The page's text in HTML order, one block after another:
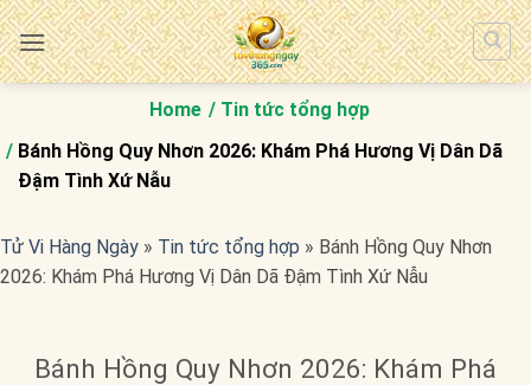
Bỏ
qua
nội
Home
Tin tức tổng hợp
Bánh Hồng Quy Nhơn 2026: Khám Phá Hương Vị Dân Dã
Đậm Tình Xứ Nẫu
Tử Vi Hàng Ngày » Tin tức tổng hợp » Bánh Hồng Quy Nhơn
2026: Khám Phá Hương Vị Dân Dã Đậm Tình Xứ Nẫu
Bánh Hồng Quy Nhơn 2026: Khám Phá